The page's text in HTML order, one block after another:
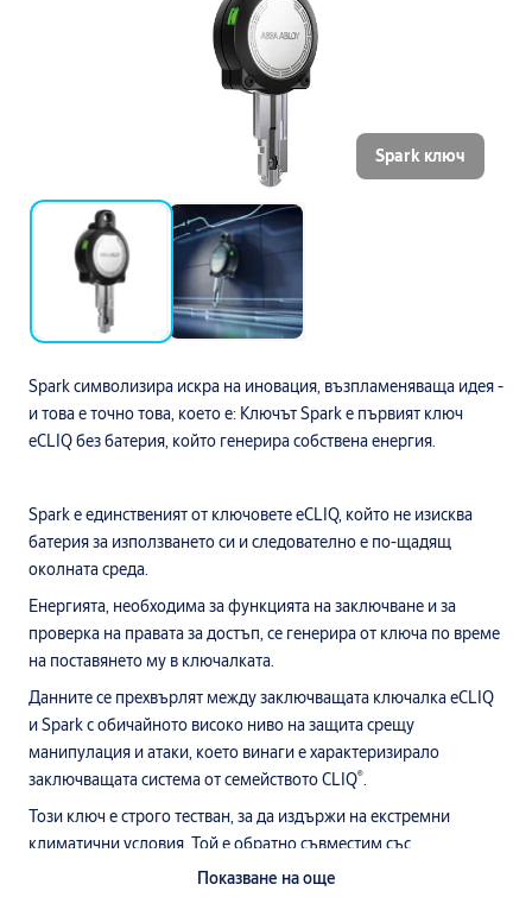
Spark символизира искра на иновация, възпламеняваща идея -
и това е точно това, което е: Ключът Spark е първият ключ
eCLIQ без батерия, който генерира собствена енергия.
Spark е единственият от ключовете eCLIQ, който не изисква
батерия за използването си и следователно е по-щадящ
околната среда.
Енергията, необходима за функцията на заключване и за
проверка на правата за достъп, се генерира от ключа по време
на поставянето му в ключалката.
Данните се прехвърлят между заключващата ключалка eCLIQ
и Spark с обичайното високо ниво на защита срещу
манипулация и атаки, което винаги е характеризирало
заключващата система от семейството CLIQ®.
Този ключ е строго тестван, за да издържи на екстремни
климатични условия. Той е обратно съвместим със
съществуваща CLIQ система, може да се използва заедно с
Показване на още
Spark ключ